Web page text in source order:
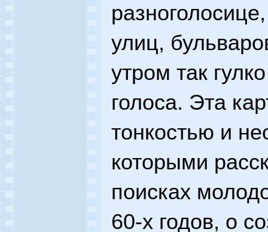
улиц,
утром так
голоса. Эта
тонкостью и
которыми
поисках
60-х годов, о